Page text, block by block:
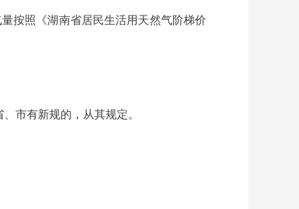
按照《湖南省居民生活用天然气阶梯价
市有新规的，从其规定。